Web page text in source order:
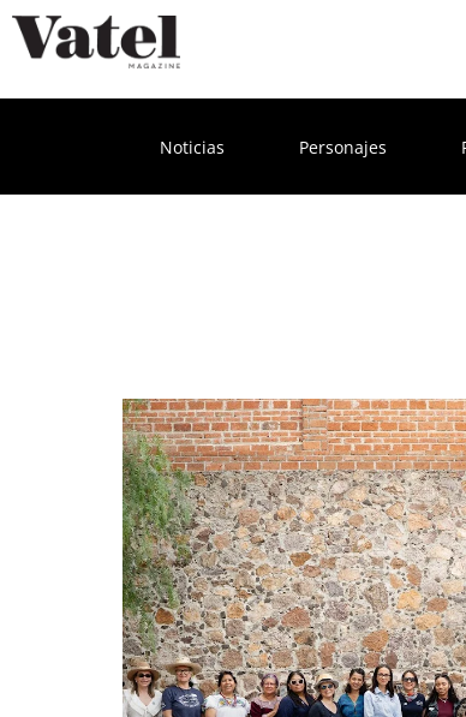
Noticias Personajes